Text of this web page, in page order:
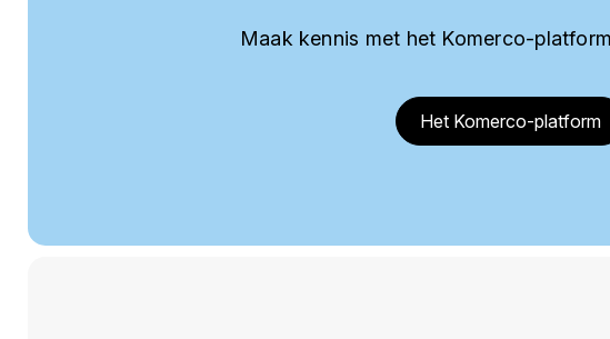
Maak kennis met het Komerco-
Het Komerco-platform